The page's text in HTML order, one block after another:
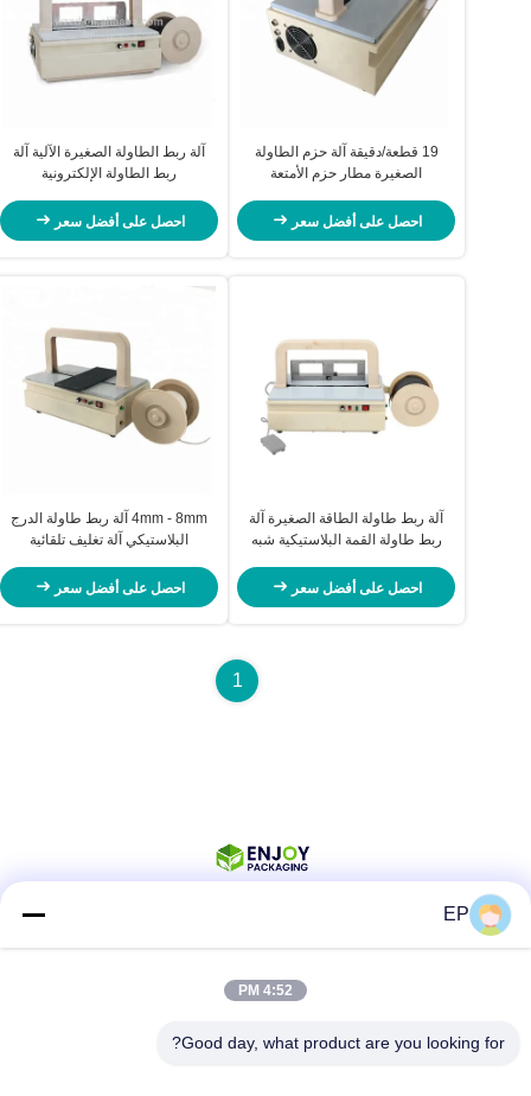
19 قطعة/دقيقة آلة حزم الطاولة
الصغيرة مطار حزم الأمتعة
احصل على أفضل سعر
آلة ربط الطاولة الصغيرة الآلية آلة
ربط الطاولة الإلكترونية
احصل على أفضل سعر
آلة ربط طاولة الطاقة الصغيرة آلة
ربط طاولة القمة البلاستيكية شبه
احصل على أفضل سعر
4mm - 8mm آلة ربط طاولة الدرج
البلاستيكي آلة تغليف تلقائية
احصل على أفضل سعر
1
EP
4:52 PM
Good day, what product are you looking for?